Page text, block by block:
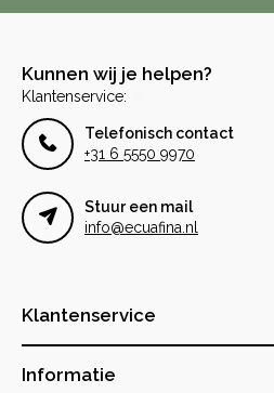
Kunnen wij je helpen?
Klantenservice:
Telefonisch contact
+31 6 5550 9970
Stuur een mail
info@ecuafina.nl
Klantenservice
Informatie